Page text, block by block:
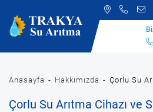
Anasayfa Hakkımızda Çorlu Su
Çorlu Su Arıtma Cihazı ve